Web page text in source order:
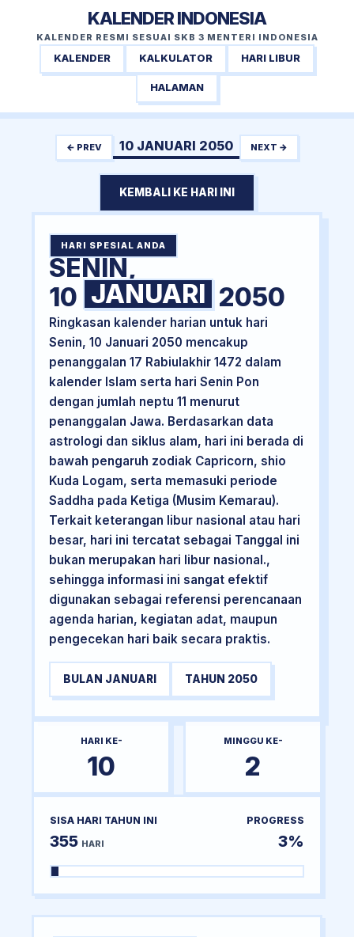
KALENDER INDONESIA
KALENDER RESMI SESUAI SKB 3 MENTERI INDONESIA
KALENDER KALKULATOR HARI LIBUR
HALAMAN
← PREV 10 JANUARI 2050 NEXT →
KEMBALI KE HARI INI
HARI SPESIAL ANDA
SENIN,
10 JANUARI 2050
Ringkasan kalender harian untuk hari
Senin, 10 Januari 2050 mencakup
penanggalan 17 Rabiulakhir 1472 dalam
kalender Islam serta hari Senin Pon
dengan jumlah neptu 11 menurut
penanggalan Jawa. Berdasarkan data
astrologi dan siklus alam, hari ini berada di
bawah pengaruh zodiak Capricorn, shio
Kuda Logam, serta memasuki periode
Saddha pada Ketiga (Musim Kemarau).
Terkait keterangan libur nasional atau hari
besar, hari ini tercatat sebagai Tanggal ini
bukan merupakan hari libur nasional.,
sehingga informasi ini sangat efektif
digunakan sebagai referensi perencanaan
agenda harian, kegiatan adat, maupun
pengecekan hari baik secara praktis.
BULAN JANUARI TAHUN 2050
HARI KE-
10
MINGGU KE-
2
SISA HARI TAHUN INI
355 HARI
PROGRESS
3%